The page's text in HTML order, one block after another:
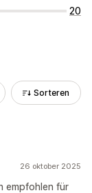
20
Sorteren
26 oktober 2025
empfohlen für